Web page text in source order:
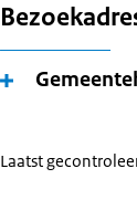
Laatst